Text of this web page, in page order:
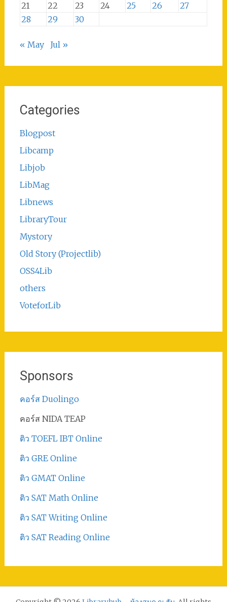
21
22 23 24 25 26
27
28
29 30
« May Jul »
Categories
Blogpost
Libcamp
Libjob
LibMag
Libnews
LibraryTour
Mystory
Old Story (Projectlib)
OSS4Lib
others
VoteforLib
Sponsors
คอร์ส Duolingo
คอร์ส NIDA TEAP
ติว TOEFL IBT Online
ติว GRE Online
ติว GMAT Online
ติว SAT Math Online
ติว SAT Writing Online
ติว SAT Reading Online